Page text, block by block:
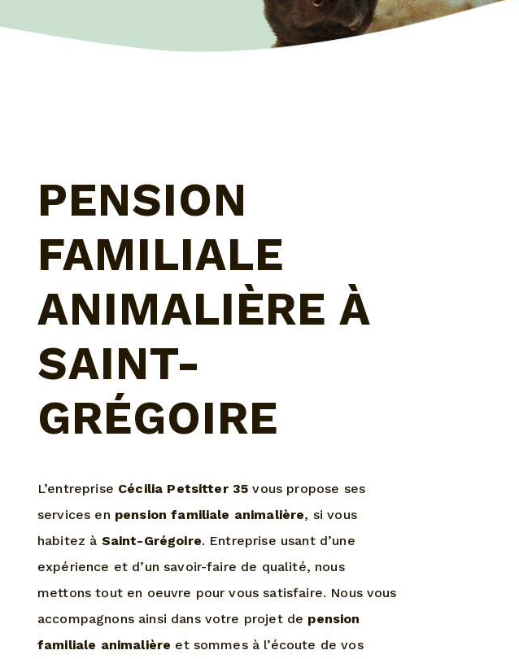
PENSION
FAMILIALE
ANIMALIÈRE À
SAINT-
GRÉGOIRE
L’entreprise Cécilia Petsitter 35 vous propose ses
services en pension familiale animalière, si vous
habitez à Saint-Grégoire. Entreprise usant d’une
expérience et d’un savoir-faire de qualité, nous
mettons tout en oeuvre pour vous satisfaire. Nous vous
accompagnons ainsi dans votre projet de pension
familiale animalière et sommes à l’écoute de vos